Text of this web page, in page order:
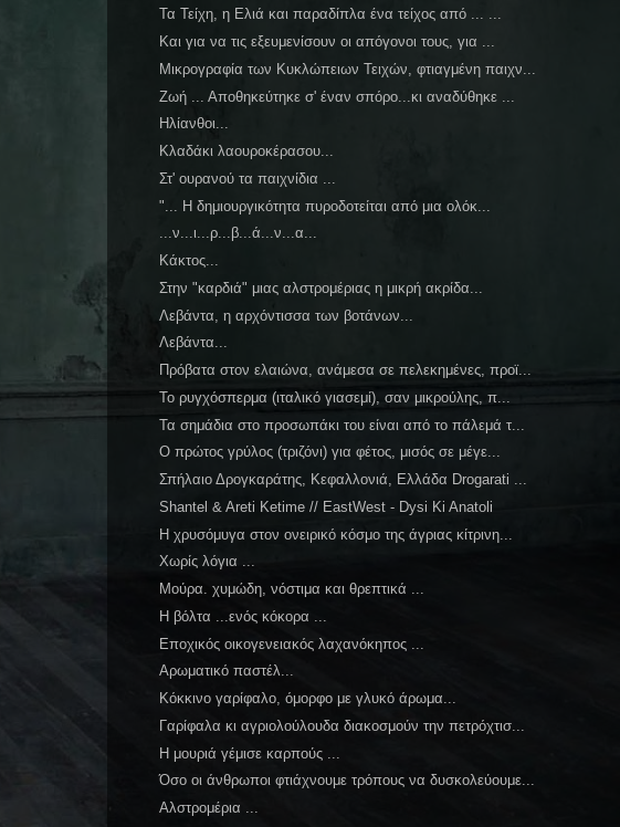
Τα Τείχη, η Ελιά και παραδίπλα ένα τείχος από ... ...
Και για να τις εξευμενίσουν οι απόγονοι τους, για ...
Μικρογραφία των Κυκλώπειων Τειχών, φτιαγμένη παιχν...
Ζωή ... Αποθηκεύτηκε σ' έναν σπόρο...κι αναδύθηκε ...
Ηλίανθοι...
Κλαδάκι λαουροκέρασου...
Στ' ουρανού τα παιχνίδια ...
"... Η δημιουργικότητα πυροδοτείται από μια ολόκ...
...ν...ι...ρ...β...ά...ν...α...
Κάκτος...
Στην "καρδιά" μιας αλστρομέριας η μικρή ακρίδα...
Λεβάντα, η αρχόντισσα των βοτάνων...
Λεβάντα...
Πρόβατα στον ελαιώνα, ανάμεσα σε πελεκημένες, προϊ...
Το ρυγχόσπερμα (ιταλικό γιασεμί), σαν μικρούλης, π...
Τα σημάδια στο προσωπάκι του είναι από το πάλεμά τ...
Ο πρώτος γρύλος (τριζόνι) για φέτος, μισός σε μέγε...
Σπήλαιο Δρογκαράτης, Κεφαλλονιά, Ελλάδα Drogarati ...
Shantel & Areti Ketime // EastWest - Dysi Ki Anatoli
Η χρυσόμυγα στον ονειρικό κόσμο της άγριας κίτρινη...
Χωρίς λόγια ...
Μούρα. χυμώδη, νόστιμα και θρεπτικά ...
Η βόλτα ...ενός κόκορα ...
Εποχικός οικογενειακός λαχανόκηπος ...
Αρωματικό παστέλ...
Κόκκινο γαρίφαλο, όμορφο με γλυκό άρωμα...
Γαρίφαλα κι αγριολούλουδα διακοσμούν την πετρόχτισ...
Η μουριά γέμισε καρπούς ...
Όσο οι άνθρωποι φτιάχνουμε τρόπους να δυσκολεύουμε...
Αλστρομέρια ...